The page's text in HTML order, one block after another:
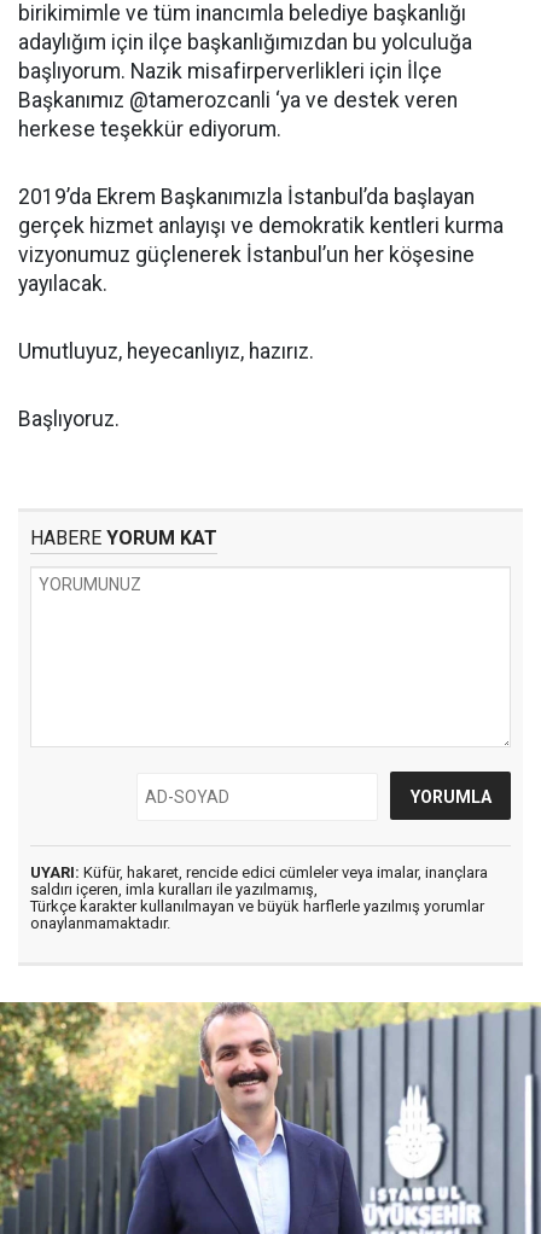
birikimimle ve tüm inancımla belediye başkanlığı
adaylığım için ilçe başkanlığımızdan bu yolculuğa
başlıyorum. Nazik misafirperverlikleri için İlçe
Başkanımız @tamerozcanli ‘ya ve destek veren
herkese teşekkür ediyorum.
2019’da Ekrem Başkanımızla İstanbul’da başlayan
gerçek hizmet anlayışı ve demokratik kentleri kurma
vizyonumuz güçlenerek İstanbul’un her köşesine
yayılacak.
Umutluyuz, heyecanlıyız, hazırız.
Başlıyoruz.
HABERE YORUM KAT
UYARI: Küfür, hakaret, rencide edici cümleler veya imalar, inançlara
saldırı içeren, imla kuralları ile yazılmamış,
Türkçe karakter kullanılmayan ve büyük harflerle yazılmış yorumlar
onaylanmamaktadır.